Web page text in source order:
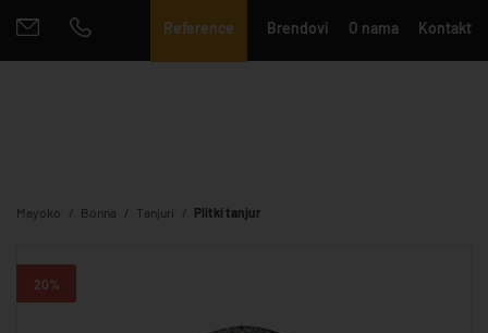
Reference Brendovi O nama Kontakt
Mayoko Bonna Tanjuri Plitki tanjur
20%